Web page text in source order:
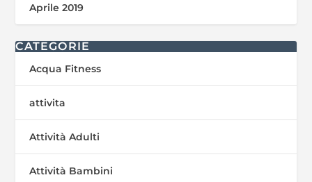
Aprile 2019
CATEGORIE
Acqua Fitness
attivita
Attività Adulti
Attività Bambini